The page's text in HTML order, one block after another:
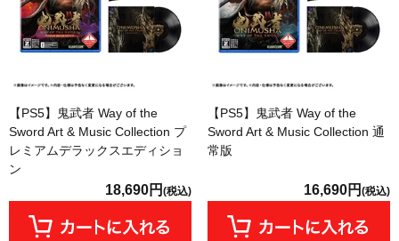
【PS5】鬼武者 Way of the
Sword Art & Music Collection プ
レミアムデラックスエディショ
ン
18,690円 (税込)
【PS5】鬼武者 Way of the
Sword Art & Music Collection 通
常版
16,690円 (税込)